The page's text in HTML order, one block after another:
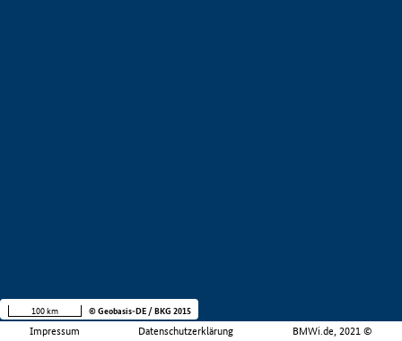
Impressum Datenschutzerklärung BMWi.de, 2021 ©
100 km © Geobasis-DE / BKG 2015